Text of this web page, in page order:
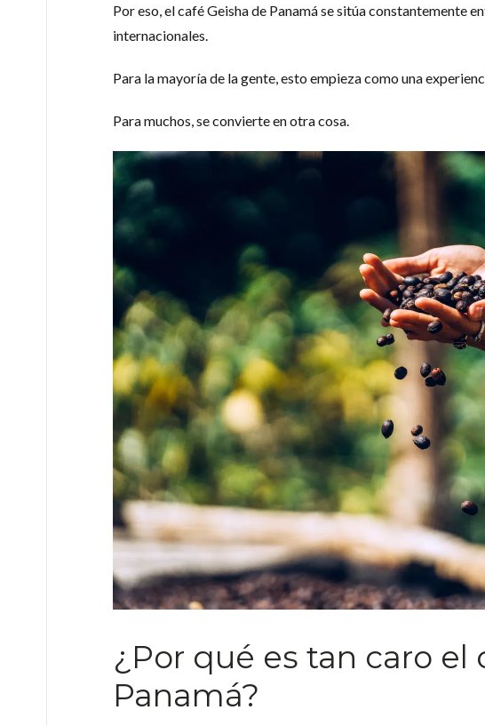
Por eso, el café Geisha de Panamá se sitúa constantemente
internacionales.
Para la mayoría de la gente, esto empieza como una
Para muchos, se convierte en otra cosa.
¿Por qué es tan caro el
Panamá?